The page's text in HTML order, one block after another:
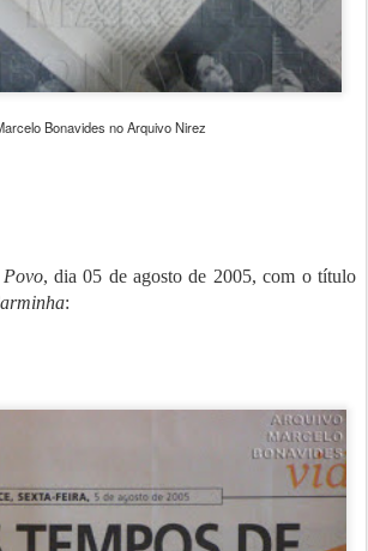
Bonavides no Arquivo Nirez
, dia 05 de agosto de 2005, com o título
: